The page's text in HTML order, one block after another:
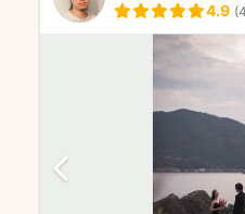
4.9 (